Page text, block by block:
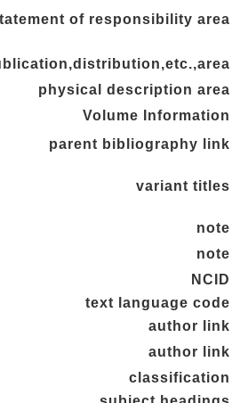
of responsibility area
physical description area
Volume Information
parent bibliography link
variant titles
note
note
NCID
text language code
author link
author link
classification